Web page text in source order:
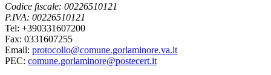
Codice fiscale: 00226510121
P.IVA: 00226510121
Tel: +390331607200
Fax: 0331607255
Email: protocollo@comune.gorlaminore.va.it
PEC: comune.gorlaminore@postecert.it